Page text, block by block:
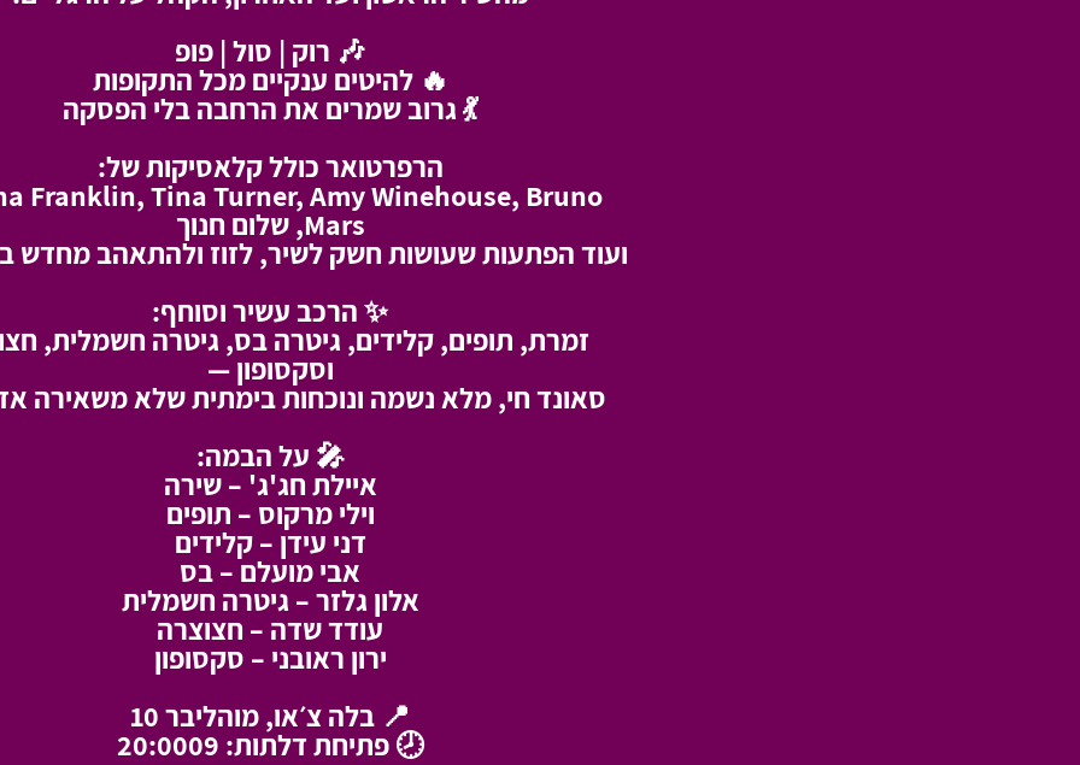
🎶 רוק | סול | פופ
🔥 להיטים ענקיים מכל התקופות
💃 גרוב שמרים את הרחבה בלי הפסקה
הרפרטואר כולל קלאסיקות של:
Franklin, Tina Turner, Amy Winehouse, Bruno
Mars, שלום חנוך
ועוד הפתעות שעושות חשק לשיר, לזוז ולהתאהב מחדש
✨ הרכב עשיר וסוחף:
זמרת, תופים, קלידים, גיטרה בס, גיטרה חשמלית,
וסקסופון —
סאונד חי, מלא נשמה ונוכחות בימתית שלא משאירה
🎤 על הבמה:
איילת חג'ג' – שירה
וילי מרקוס – תופים
דני עידן – קלידים
אבי מועלם – בס
אלון גלזר – גיטרה חשמלית
עודד שדה – חצוצרה
ירון ראובני – סקסופון
📍 בלה צ׳או, מוהליבר 10
🕗 פתיחת דלתות: 20:0009